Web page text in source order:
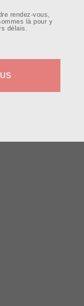
rendez-vous,
là pour y
délais.